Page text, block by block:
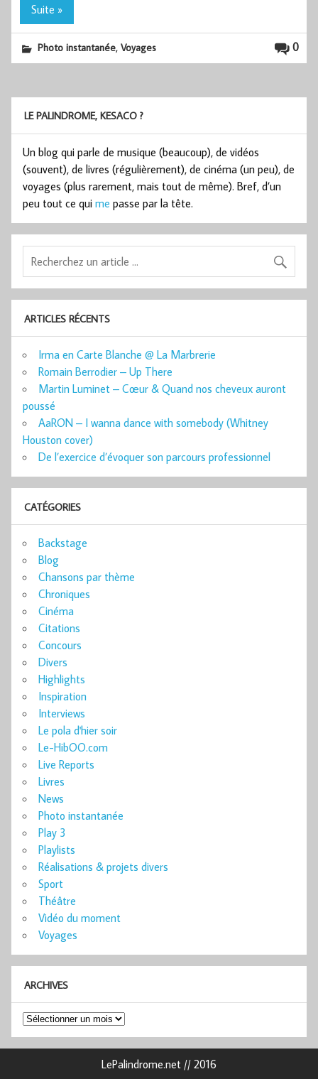
Suite »
0
Photo instantanée,Voyages
LE PALINDROME, KESACO ?
Un blog qui parle de musique (beaucoup), de vidéos
(souvent), de livres (régulièrement), de cinéma (un peu), de
voyages (plus rarement, mais tout de même). Bref, d’un
peu tout ce qui me passe par la tête.
ARTICLES RÉCENTS
Irma en Carte Blanche @ La Marbrerie
Romain Berrodier – Up There
Martin Luminet – Cœur & Quand nos cheveux auront
poussé
AaRON – I wanna dance with somebody (Whitney
Houston cover)
De l’exercice d’évoquer son parcours professionnel
CATÉGORIES
Backstage
Blog
Chansons par thème
Chroniques
Cinéma
Citations
Concours
Divers
Highlights
Inspiration
Interviews
Le pola d'hier soir
Le-HibOO.com
Live Reports
Livres
News
Photo instantanée
Play 3
Playlists
Réalisations & projets divers
Sport
Théâtre
Vidéo du moment
Voyages
ARCHIVES
Archives
LePalindrome.net // 2016